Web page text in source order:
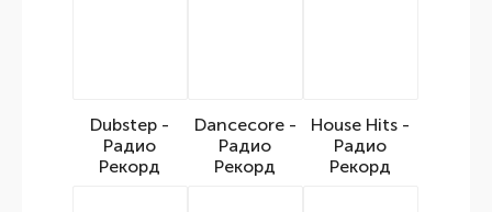
Dubstep -
Радио
Рекорд
Dancecore -
Радио
Рекорд
House Hits -
Радио
Рекорд